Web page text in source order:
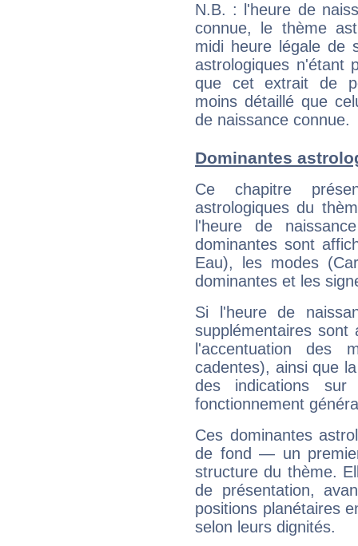
N.B. : l'heure de
connue, le thème
midi heure légale de
astrologiques n'étant
que cet extrait de
moins détaillé que
de naissance connue.
Dominantes
Ce chapitre
astrologiques du
l'heure de
dominantes sont
Eau), les modes
dominantes et les
Si l'heure de
supplémentaires sont
l'accentuation des
cadentes), ainsi que
des indications sur
fonctionnement
Ces dominantes
de fond — un
structure du thème.
de présentation,
positions planétaires
selon leurs dignités.